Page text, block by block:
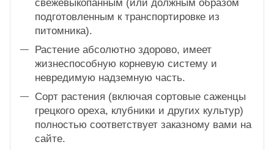
свежевыкопанным (или должным образом
подготовленным к транспортировке из
питомника).
Растение абсолютно здорово, имеет
жизнеспособную корневую систему и
невредимую надземную часть.
Сорт растения (включая сортовые саженцы
грецкого ореха, клубники и других культур)
полностью соответствует заказному вами на
сайте.